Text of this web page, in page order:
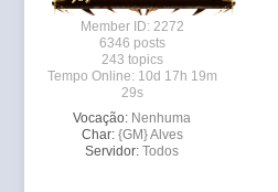
Member ID: 2272
6346 posts
243 topics
Tempo Online: 10d 17h 19m
29s
Vocação: Nenhuma
Char: {GM} Alves
Servidor: Todos